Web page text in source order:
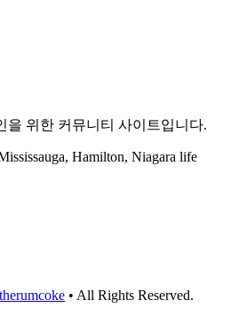
을 위한 커뮤니티 사이트입니다.
Hamilton, Niagara life
therumcoke • All Rights Reserved.